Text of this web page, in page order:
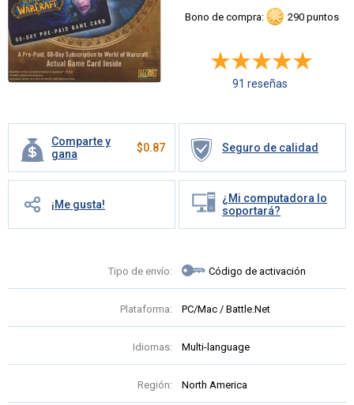
Comparte y
gana
$0.87 Seguro de calidad
¡Me gusta!
¿Mi computadora lo
soportará?
Tipo de envío: Código de activación
Plataforma: PC/Mac / Battle.Net
Idiomas: Multi-language
Región: North America
Bono de compra: 290 puntos
91 reseñas